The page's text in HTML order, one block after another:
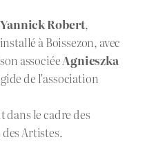
Yannick Robert,
à Boissezon, avec
associéeAgnieszka
de l’association
dans le cadre des
Artistes.